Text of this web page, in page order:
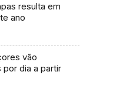
resulta em
ano
vão
por dia a partir